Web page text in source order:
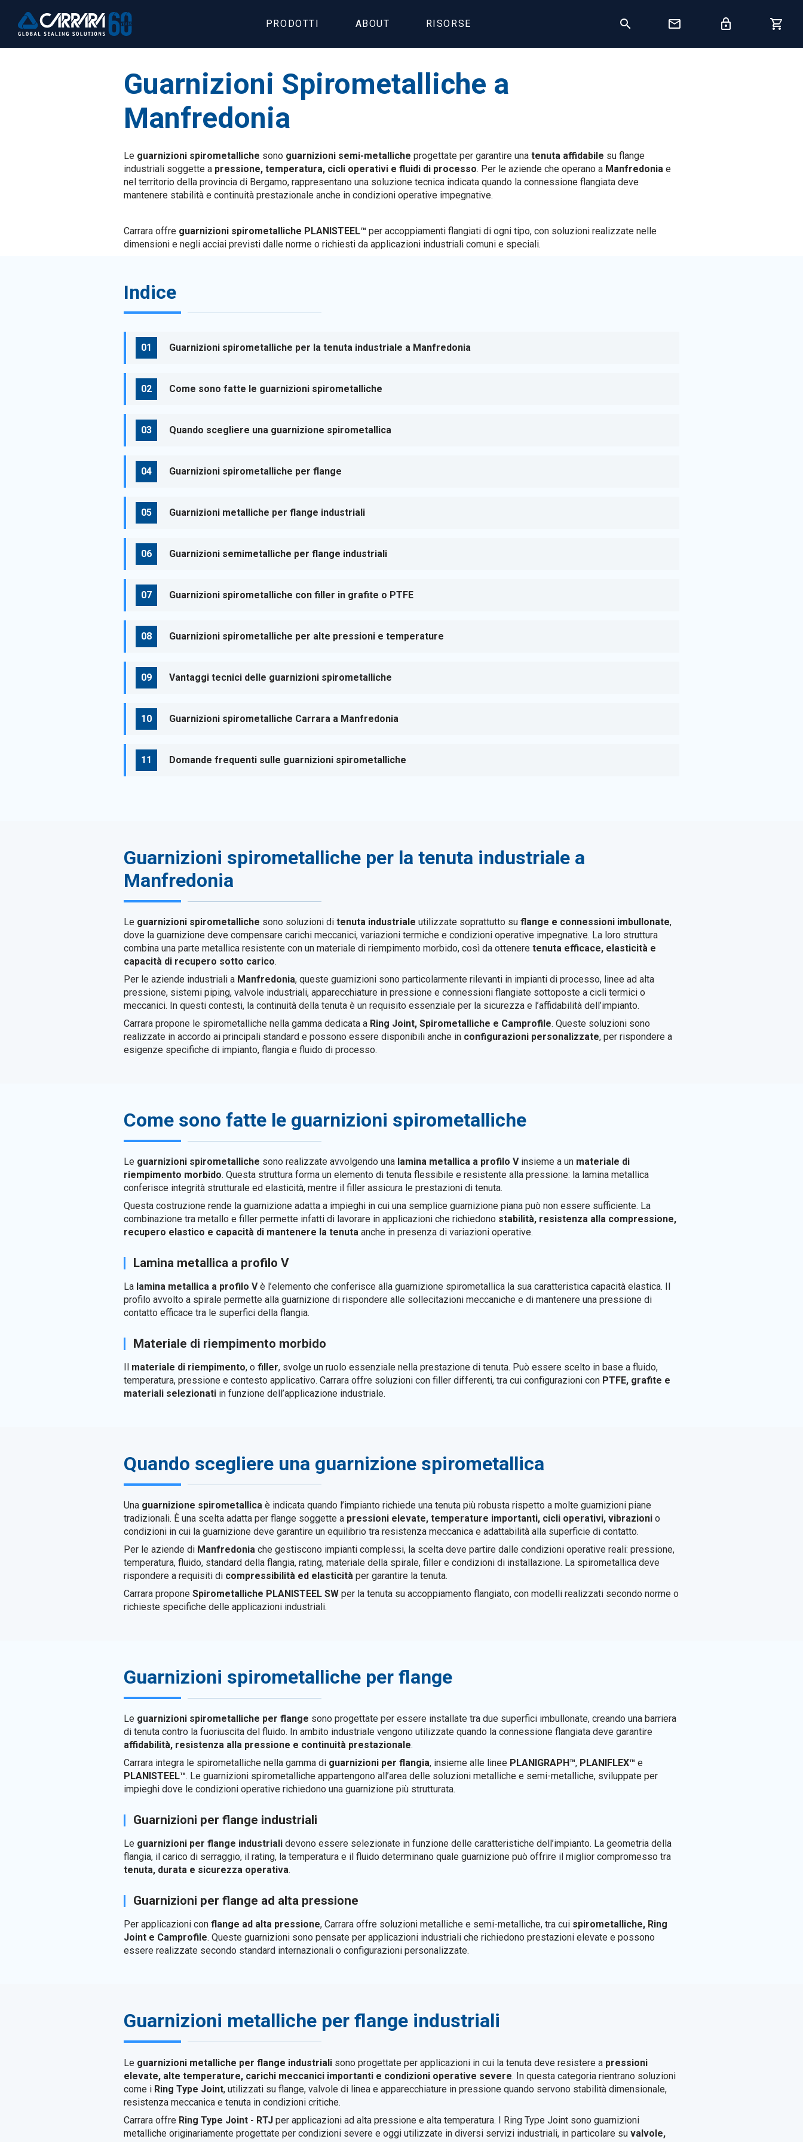
PRODOTTI ABOUT RISORSE
Guarnizioni Spirometalliche a
Manfredonia
Le guarnizioni spirometalliche sono guarnizioni semi-metalliche progettate per garantire una tenuta affidabile su flange
industriali soggette a pressione, temperatura, cicli operativi e fluidi di processo. Per le aziende che operano a Manfredonia e
nel territorio della provincia di Bergamo, rappresentano una soluzione tecnica indicata quando la connessione flangiata deve
mantenere stabilità e continuità prestazionale anche in condizioni operative impegnative.
Carrara offre guarnizioni spirometalliche PLANISTEEL™ per accoppiamenti flangiati di ogni tipo, con soluzioni realizzate nelle
dimensioni e negli acciai previsti dalle norme o richiesti da applicazioni industriali comuni e speciali.
Indice
Guarnizioni spirometalliche per la tenuta industriale a Manfredonia
Come sono fatte le guarnizioni spirometalliche
Quando scegliere una guarnizione spirometallica
Guarnizioni spirometalliche per flange
Guarnizioni metalliche per flange industriali
Guarnizioni semimetalliche per flange industriali
Guarnizioni spirometalliche con filler in grafite o PTFE
Guarnizioni spirometalliche per alte pressioni e temperature
Vantaggi tecnici delle guarnizioni spirometalliche
Guarnizioni spirometalliche Carrara a Manfredonia
Domande frequenti sulle guarnizioni spirometalliche
Guarnizioni spirometalliche per la tenuta industriale a
Manfredonia
Le guarnizioni spirometalliche sono soluzioni di tenuta industriale utilizzate soprattutto su flange e connessioni imbullonate,
dove la guarnizione deve compensare carichi meccanici, variazioni termiche e condizioni operative impegnative. La loro struttura
combina una parte metallica resistente con un materiale di riempimento morbido, così da ottenere tenuta efficace, elasticità e
capacità di recupero sotto carico.
Per le aziende industriali a Manfredonia, queste guarnizioni sono particolarmente rilevanti in impianti di processo, linee ad alta
pressione, sistemi piping, valvole industriali, apparecchiature in pressione e connessioni flangiate sottoposte a cicli termici o
meccanici. In questi contesti, la continuità della tenuta è un requisito essenziale per la sicurezza e l’affidabilità dell’impianto.
Carrara propone le spirometalliche nella gamma dedicata a Ring Joint, Spirometalliche e Camprofile. Queste soluzioni sono
realizzate in accordo ai principali standard e possono essere disponibili anche in configurazioni personalizzate, per rispondere a
esigenze specifiche di impianto, flangia e fluido di processo.
Come sono fatte le guarnizioni spirometalliche
Le guarnizioni spirometalliche sono realizzate avvolgendo una lamina metallica a profilo Vinsieme a un materiale di
riempimento morbido. Questa struttura forma un elemento di tenuta flessibile e resistente alla pressione: la lamina metallica
conferisce integrità strutturale ed elasticità, mentre il filler assicura le prestazioni di tenuta.
Questa costruzione rende la guarnizione adatta a impieghi in cui una semplice guarnizione piana può non essere sufficiente. La
combinazione tra metallo e filler permette infatti di lavorare in applicazioni che richiedono stabilità, resistenza alla compressione,
recupero elastico e capacità di mantenere la tenuta anche in presenza di variazioni operative.
Lamina metallica a profilo V
La lamina metallica a profilo Vè l’elemento che conferisce alla guarnizione spirometallica la sua caratteristica capacità elastica. Il
profilo avvolto a spirale permette alla guarnizione di rispondere alle sollecitazioni meccaniche e di mantenere una pressione di
contatto efficace tra le superfici della flangia.
Materiale di riempimento morbido
materiale di riempimento, o filler, svolge un ruolo essenziale nella prestazione di tenuta. Può essere scelto in base a fluido,
temperatura, pressione e contesto applicativo. Carrara offre soluzioni con filler differenti, tra cui configurazioni con PTFE, grafite e
materiali selezionati in funzione dell’applicazione industriale.
Quando scegliere una guarnizione spirometallica
Una guarnizione spirometallica è indicata quando l’impianto richiede una tenuta più robusta rispetto a molte guarnizioni piane
tradizionali. È una scelta adatta per flange soggette a pressioni elevate, temperature importanti, cicli operativi, vibrazioni o
condizioni in cui la guarnizione deve garantire un equilibrio tra resistenza meccanica e adattabilità alla superficie di contatto.
Per le aziende di Manfredonia che gestiscono impianti complessi, la scelta deve partire dalle condizioni operative reali: pressione,
temperatura, fluido, standard della flangia, rating, materiale della spirale, filler e condizioni di installazione. La spirometallica deve
rispondere a requisiti di compressibilità ed elasticità per garantire la tenuta.
Carrara propone Spirometalliche PLANISTEEL SW per la tenuta su accoppiamento flangiato, con modelli realizzati secondo norme o
richieste specifiche delle applicazioni industriali.
Guarnizioni spirometalliche per flange
Le guarnizioni spirometalliche per flange sono progettate per essere installate tra due superfici imbullonate, creando una barriera
di tenuta contro la fuoriuscita del fluido. In ambito industriale vengono utilizzate quando la connessione flangiata deve garantire
affidabilità, resistenza alla pressione e continuità prestazionale.
Carrara integra le spirometalliche nella gamma di guarnizioni per flangia, insieme alle linee PLANIGRAPH™, PLANIFLEX™ e
PLANISTEEL™. Le guarnizioni spirometalliche appartengono all’area delle soluzioni metalliche e semi-metalliche, sviluppate per
impieghi dove le condizioni operative richiedono una guarnizione più strutturata.
Guarnizioni per flange industriali
Le guarnizioni per flange industriali devono essere selezionate in funzione delle caratteristiche dell’impianto. La geometria della
flangia, il carico di serraggio, il rating, la temperatura e il fluido determinano quale guarnizione può offrire il miglior compromesso tra
tenuta, durata e sicurezza operativa.
Guarnizioni per flange ad alta pressione
Per applicazioni con flange ad alta pressione, Carrara offre soluzioni metalliche e semi-metalliche, tra cui spirometalliche, Ring
Joint e Camprofile. Queste guarnizioni sono pensate per applicazioni industriali che richiedono prestazioni elevate e possono
essere realizzate secondo standard internazionali o configurazioni personalizzate.
Guarnizioni metalliche per flange industriali
Le guarnizioni metalliche per flange industriali sono progettate per applicazioni in cui la tenuta deve resistere a pressioni
elevate, alte temperature, carichi meccanici importanti e condizioni operative severe. In questa categoria rientrano soluzioni
come i Ring Type Joint, utilizzati su flange, valvole di linea e apparecchiature in pressione quando servono stabilità dimensionale,
resistenza meccanica e tenuta in condizioni critiche.
Carrara offre Ring Type Joint - RTJ per applicazioni ad alta pressione e alta temperatura. I Ring Type Joint sono guarnizioni
metalliche originariamente progettate per condizioni severe e oggi utilizzate in diversi servizi industriali, in particolare su valvole,